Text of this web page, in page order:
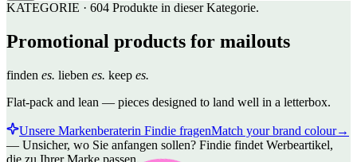
KATEGORIE · 604 Produkte in dieser Kategorie.
Promotional products for mailouts
finden es. lieben es. keep es.
Flat-pack and lean — pieces designed to land well in a letterbox.
Unsere Markenberaterin Findie fragenMatch your brand colour→
— Unsicher, wo Sie anfangen sollen? Findie findet Werbeartikel,
die zu Ihrer Marke passen.